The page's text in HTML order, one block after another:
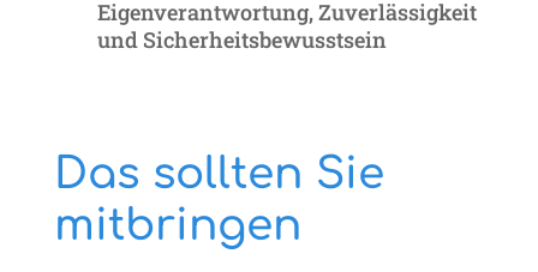
Eigenverantwortung, Zuverlässigkeit
und Sicherheitsbewusstsein
Das sollten Sie
mitbringen